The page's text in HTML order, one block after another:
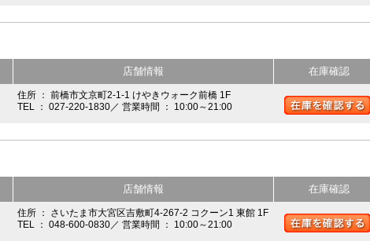
店舗情報 在庫確認
住所 ： 前橋市文京町2-1-1 けやきウォーク前橋 1F
TEL ： 027-220-1830／ 営業時間 ： 10:00～21:00
店舗情報 在庫確認
住所 ： さいたま市大宮区吉敷町4-267-2 コクーン1 東館 1F
TEL ： 048-600-0830／ 営業時間 ： 10:00～21:00